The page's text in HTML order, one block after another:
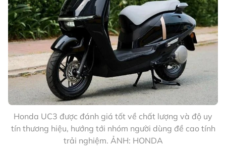
Honda UC3 được đánh giá tốt về chất lượng và độ uy
tín thương hiệu, hướng tới nhóm người dùng đề cao tính
trải nghiệm. ẢNH: HONDA